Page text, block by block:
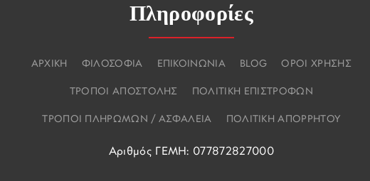
Πληροφορίες
ΑΡΧΙΚΗ ΦΙΛΟΣΟΦΙΑ ΕΠΙΚΟΙΝΩΝΙΑ BLOG ΟΡΟΙ ΧΡΗΣΗΣ
ΤΡΟΠΟΙ ΑΠΟΣΤΟΛΗΣ ΠΟΛΙΤΙΚΗ ΕΠΙΣΤΡΟΦΩΝ
ΤΡΟΠΟΙ ΠΛΗΡΩΜΩΝ / ΑΣΦΑΛΕΙΑ ΠΟΛΙΤΙΚΗ ΑΠΟΡΡΗΤΟΥ
Αριθμός ΓΕΜΗ: 077872827000